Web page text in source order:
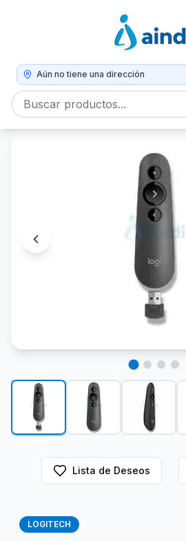
Aún no tiene una dirección
Lista de Deseos
LOGITECH